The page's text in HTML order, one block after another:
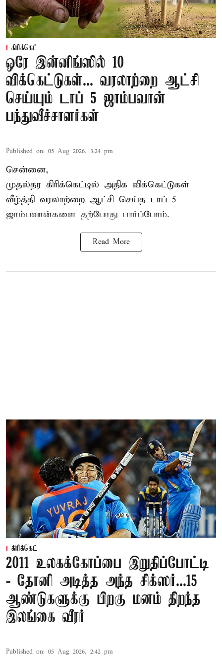
கிரிக்கெட்
ஒரே இன்னிங்ஸில் 10
விக்கெட்டுகள்... வரலாற்றை ஆட்சி
செய்யும் டாப் 5 ஜாம்பவான்
பந்துவீச்சாளர்கள்
Published on: 05 Aug 2026, 3:24 pm
சென்னை,
முதல்தர கிரிக்கெட்டில் அதிக விக்கெட்டுகள்
வீழ்த்தி வரலாற்றை ஆட்சி செய்த டாப் 5
ஜாம்பவான்களை தற்போது பார்ப்போம்.
Read More
கிரிக்கெட்
2011 உலகக்கோப்பை இறுதிப்போட்டி
- தோனி அடித்த அந்த சிக்ஸர்...15
ஆண்டுகளுக்கு பிறகு மனம் திறந்த
இலங்கை வீரர்
Published on: 05 Aug 2026, 2:42 pm